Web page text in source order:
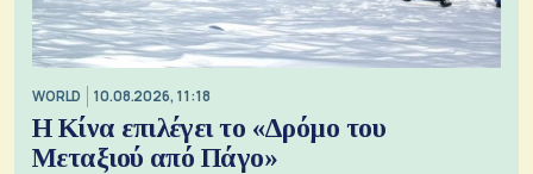
WORLD 10.08.2026, 11:18
Η Κίνα επιλέγει το «Δρόμο του
Μεταξιού από Πάγο»